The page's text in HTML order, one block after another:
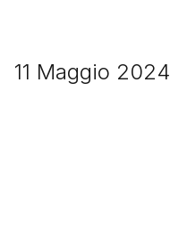
11 Maggio 2024